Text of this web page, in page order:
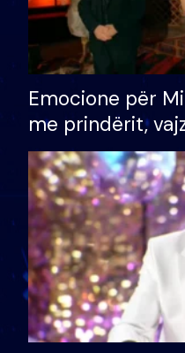
Emocione për
me prindërit,
bashkëshorten:
divorci apo jo?